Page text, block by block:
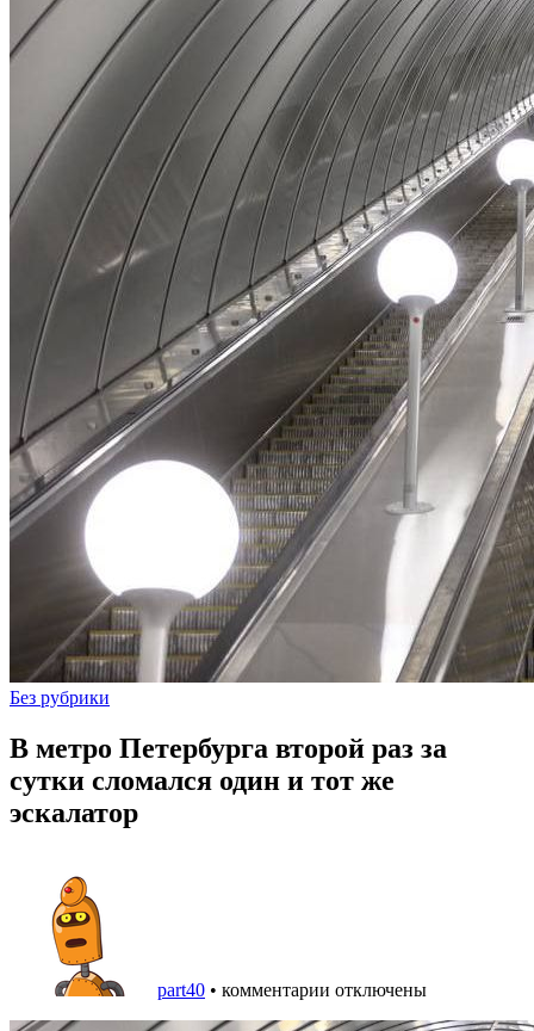
Без рубрики
В метро Петербурга второй раз за
сутки сломался один и тот же
эскалатор
part40 • комментарии отключены